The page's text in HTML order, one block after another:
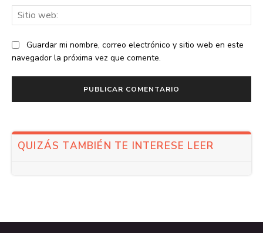
Guardar mi nombre, correo electrónico y sitio web en este
navegador la próxima vez que comente.
QUIZÁS TAMBIÉN TE INTERESE LEER